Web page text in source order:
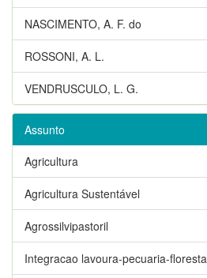
NASCIMENTO, A. F. do
ROSSONI, A. L.
VENDRUSCULO, L. G.
Assunto
Agricultura
Agricultura Sustentável
Agrossilvipastoril
Integracao lavoura-pecuaria-floresta